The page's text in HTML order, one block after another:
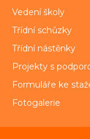
Vedení školy
Třídní schůzky
Třídní nástěnky
Projekty s
Formuláře ke
Fotogalerie